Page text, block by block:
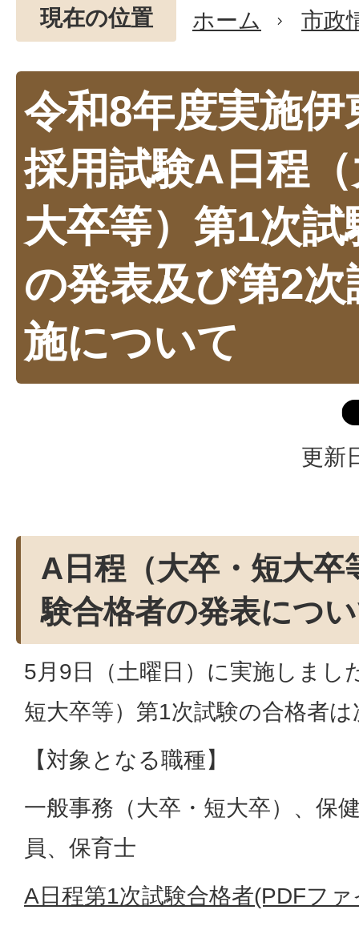
現在の位置
ホーム 市政
令和8年度実施伊
採用試験A日程
大卒等）第1次試
の発表及び第2
施について
更新
A日程（大卒・短大卒
験合格者の発表につ
5月9日（土曜日）に実施しまし
短大卒等）第1次試験の合格者
【対象となる職種】
一般事務（大卒・短大卒）、保
員、保育士
A日程第1次試験合格者(PDFフ